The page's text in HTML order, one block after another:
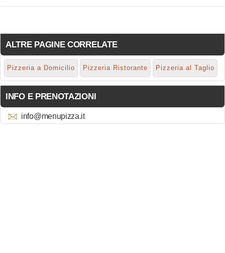
ALTRE PAGINE CORRELATE
Pizzeria a Domicilio Pizzeria Ristorante Pizzeria al Taglio
INFO E PRENOTAZIONI
info@menupizza.it